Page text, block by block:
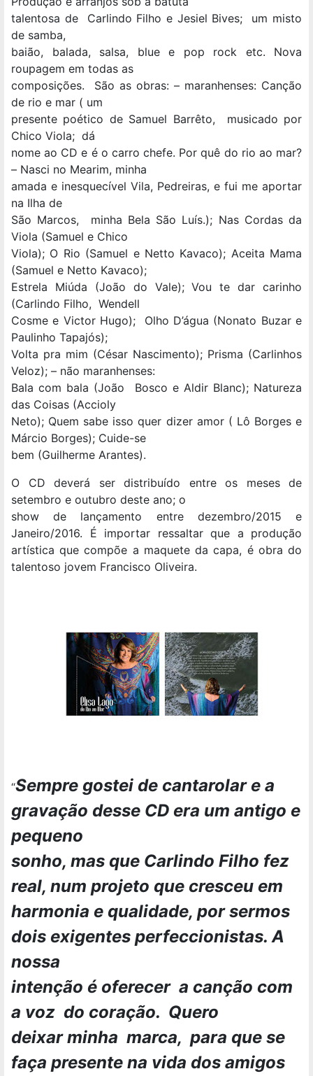
talentosa de Carlindo Filho e Jesiel Bives; um misto
de samba,
baião, balada, salsa, blue e pop rock etc. Nova
roupagem em todas as
composições. São as obras: – maranhenses: Canção
de rio e mar ( um
presente poético de Samuel Barrêto, musicado por
Chico Viola; dá
nome ao CD e é o carro chefe. Por quê do rio ao mar?
– Nasci no Mearim, minha
amada e inesquecível Vila, Pedreiras, e fui me aportar
na Ilha de
São Marcos, minha Bela São Luís.); Nas Cordas da
Viola (Samuel e Chico
Viola); O Rio (Samuel e Netto Kavaco); Aceita Mama
(Samuel e Netto Kavaco);
Estrela Miúda (João do Vale); Vou te dar carinho
(Carlindo Filho, Wendell
Cosme e Victor Hugo); Olho D’água (Nonato Buzar e
Paulinho Tapajós);
Volta pra mim (César Nascimento); Prisma (Carlinhos
Veloz); – não maranhenses:
Bala com bala (João Bosco e Aldir Blanc); Natureza
das Coisas (Accioly
Neto); Quem sabe isso quer dizer amor ( Lô Borges e
Márcio Borges); Cuide-se
bem (Guilherme Arantes).
O CD deverá ser distribuído entre os meses de
setembro e outubro deste ano; o
show de lançamento entre dezembro/2015 e
Janeiro/2016. É importar ressaltar que a produção
artística que compõe a maquete da capa, é obra do
talentoso jovem Francisco Oliveira.
“Sempre gostei de cantarolar e a
gravação desse CD era um antigo e
pequeno
sonho, mas que Carlindo Filho fez
real, num projeto que cresceu em
harmonia e qualidade, por sermos
dois exigentes perfeccionistas. A
nossa
intenção é oferecer a canção com
a voz do coração. Quero
deixar minha marca, para que se
faça presente na vida dos amigos